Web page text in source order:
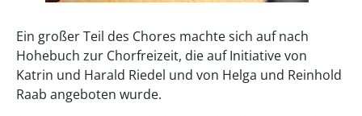
Ein großer Teil des Chores machte sich auf nach
Hohebuch zur Chorfreizeit, die auf Initiative von
Katrin und Harald Riedel und von Helga und Reinhold
Raab angeboten wurde.